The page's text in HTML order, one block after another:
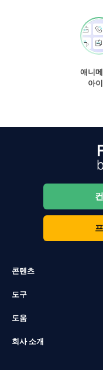
애니
아
콘텐츠
도구
도움
회사 소개